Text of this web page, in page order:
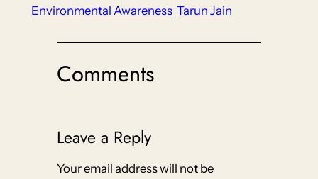
Environmental Awareness Tarun Jain
Comments
Leave a Reply
Your email address will not be